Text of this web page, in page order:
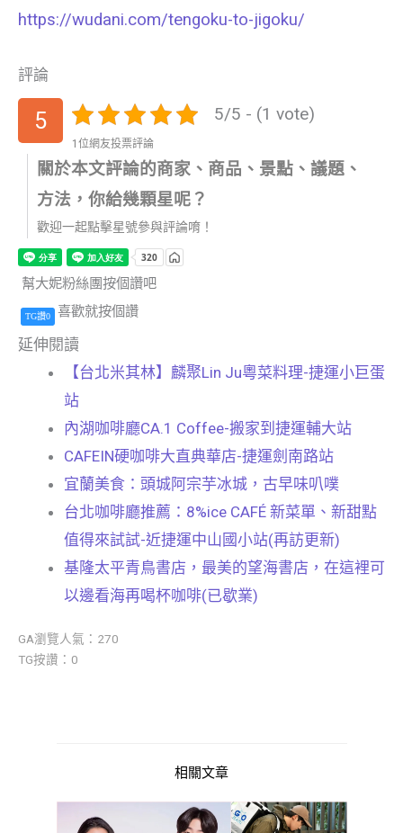
https://wudani.com/tengoku-to-jigoku/
評論
5 5/5 - (1 vote)
1位網友投票評論
關於本文評論的商家、商品、景點、議題、
方法，你給幾顆星呢？
歡迎一起點擊星號參與評論唷！
幫大妮粉絲團按個讚吧
TG讚0 喜歡就按個讚
延伸閱讀
【台北米其林】麟聚Lin Ju粵菜料理-捷運小巨蛋
站
內湖咖啡廳CA.1 Coffee-搬家到捷運輔大站
CAFEIN硬咖啡大直典華店-捷運劍南路站
宜蘭美食：頭城阿宗芋冰城，古早味叭噗
台北咖啡廳推薦：8%ice CAFÉ 新菜單、新甜點
值得來試試-近捷運中山國小站(再訪更新)
基隆太平青鳥書店，最美的望海書店，在這裡可
以邊看海再喝杯咖啡(已歇業)
GA瀏覽人氣：270
TG按讚：0
相關文章